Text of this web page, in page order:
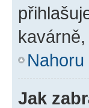
Nahoru
Jak